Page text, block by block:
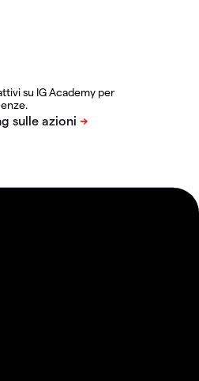
su IG Academy per